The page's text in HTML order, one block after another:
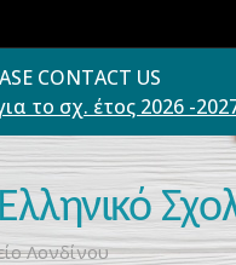
CONTACT US
το σχ. έτος 2026 -
Λονδίνου